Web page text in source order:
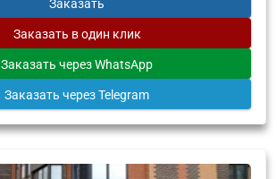
Заказать
Заказать в один клик
Заказать через WhatsApp
Заказать через Telegram